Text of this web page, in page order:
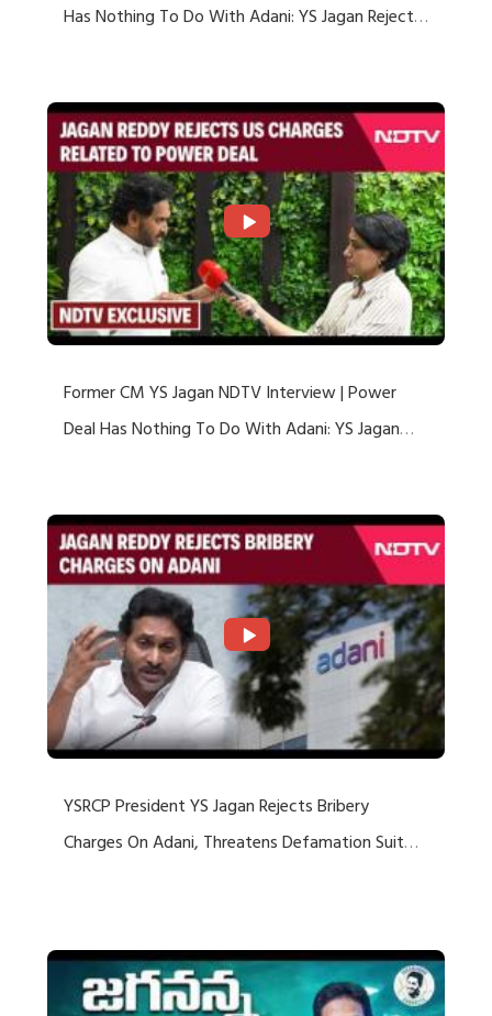
Has Nothing To Do With Adani: YS Jagan Rejects
Former CM YS Jagan NDTV Interview | Power
Deal Has Nothing To Do With Adani: YS Jagan
YSRCP President YS Jagan Rejects Bribery
Charges On Adani, Threatens Defamation Suit